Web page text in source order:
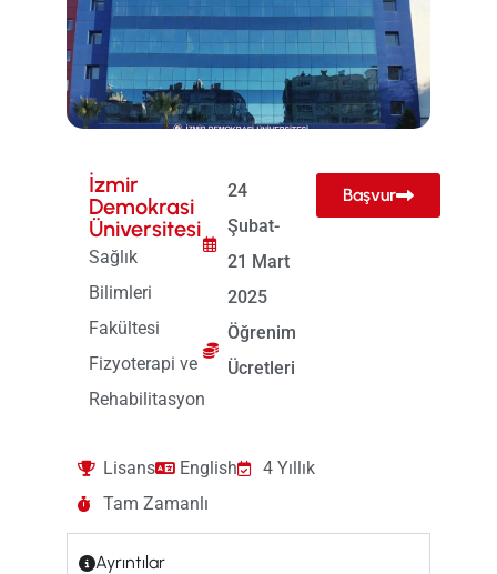
İzmir
Demokrasi
Üniversitesi
Sağlık
Bilimleri
Fakültesi
Fizyoterapi ve
Rehabilitasyon
24
Şubat-
21 Mart
2025
Öğrenim
Ücretleri
Başvur
Lisans English
4 Yıllık
Tam Zamanlı
Ayrıntılar